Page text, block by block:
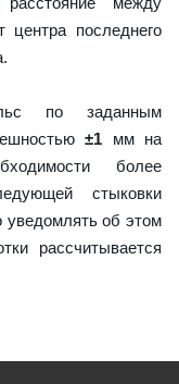
центра последнего
по заданным
±1 мм на
более
стыковки
уведомлять об этом
рассчитывается